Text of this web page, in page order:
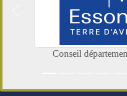
Conseil